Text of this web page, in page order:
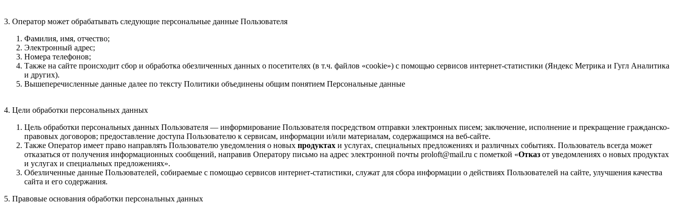
3. Оператор может обрабатывать следующие персональные данные Пользователя
Фамилия, имя, отчество;
Электронный адрес;
Номера телефонов;
Также на сайте происходит сбор и обработка обезличенных данных о посетителях (в т.ч. файлов «cookie») с помощью сервисов интернет-статистики (Яндекс Метрика и Гугл Аналитика
и других).
Вышеперечисленные данные далее по тексту Политики объединены общим понятием Персональные данные
4. Цели обработки персональных данных
Цель обработки персональных данных Пользователя — информирование Пользователя посредством отправки электронных писем; заключение, исполнение и прекращение гражданско-
правовых договоров; предоставление доступа Пользователю к сервисам, информации и/или материалам, содержащимся на веб-сайте.
Также Оператор имеет право направлять Пользователю уведомления о новых продуктах и услугах, специальных предложениях и различных событиях. Пользователь всегда может
отказаться от получения информационных сообщений, направив Оператору письмо на адрес электронной почты proloft@mail.ru с пометкой «Отказ от уведомлениях о новых продуктах
и услугах и специальных предложениях».
Обезличенные данные Пользователей, собираемые с помощью сервисов интернет-статистики, служат для сбора информации о действиях Пользователей на сайте, улучшения качества
сайта и его содержания.
5. Правовые основания обработки персональных данных